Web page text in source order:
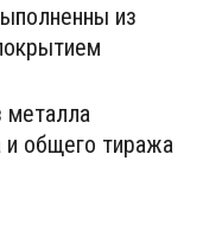
из
металла
и общего тиража